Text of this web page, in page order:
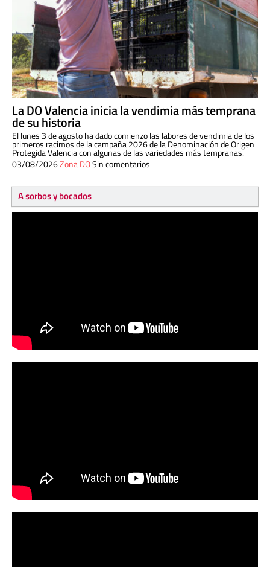
La DO Valencia inicia la vendimia más temprana
de su historia
El lunes 3 de agosto ha dado comienzo las labores de vendimia de los
primeros racimos de la campaña 2026 de la Denominación de Origen
Protegida Valencia con algunas de las variedades más tempranas.
03/08/2026Zona DOSin comentarios
A sorbos y bocados